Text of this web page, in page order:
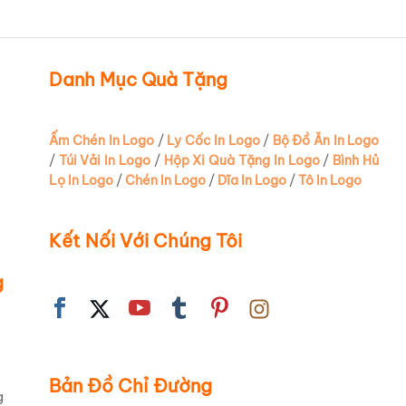
hàng
DSGC,
tinh
cầu
liệu sứ
bàn
trà
Danh Mục Quà Tặng
Ấm Chén In Logo / Ly Cốc In Logo/ Bộ Đồ Ăn In Logo
/ Túi Vải In Logo / Hộp Xi Quà Tặng In Logo/ Bình Hủ
Lọ In Logo/Chén In Logo/ Dĩa In Logo/Tô In Logo
Kết Nối Với Chúng Tôi
Bản Đồ Chỉ Đường